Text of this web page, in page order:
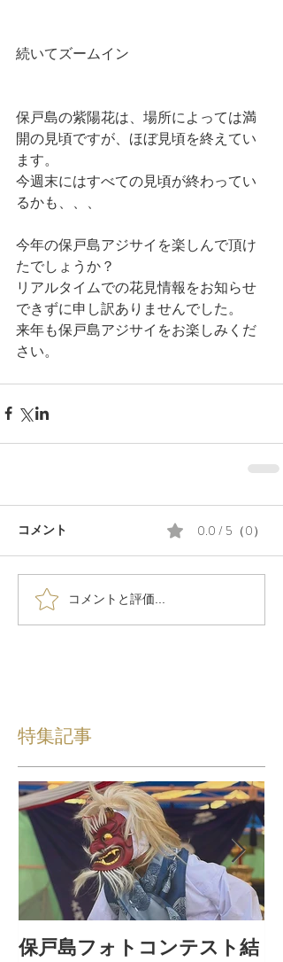
続いてズームイン
保戸島の紫陽花は、場所によっては満
開の見頃ですが、ほぼ見頃を終えてい
ます。
今週末にはすべての見頃が終わってい
るかも、、、
今年の保戸島アジサイを楽しんで頂け
たでしょうか？
リアルタイムでの花見情報をお知らせ
できずに申し訳ありませんでした。
来年も保戸島アジサイをお楽しみくだ
さい。
コメント 0.0 / 5（0）
コメントと評価...
特集記事
保戸島フォトコンテスト結